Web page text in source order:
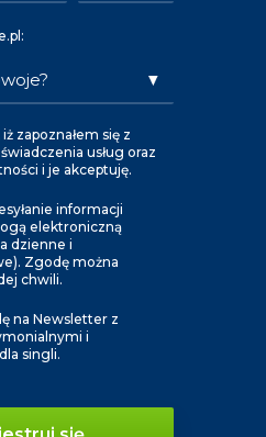
zapoznałem się z
usług oraz
i je akceptuję.
informacji
elektroniczną
dzienne i
Zgodę można
chwili.
na Newsletter z
i
singli.